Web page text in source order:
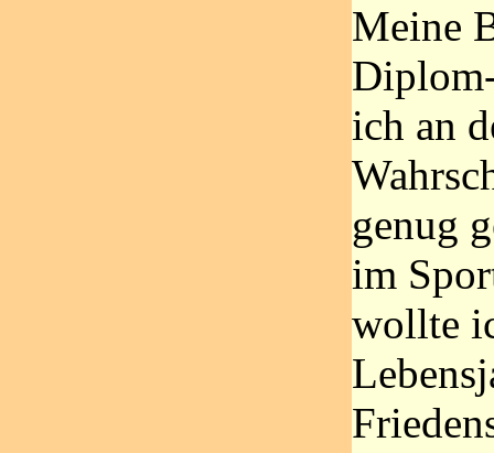
Meine
ich an
genug
im
wollte